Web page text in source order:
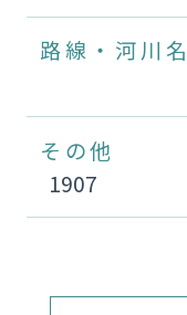
路線・河川
その他
1907